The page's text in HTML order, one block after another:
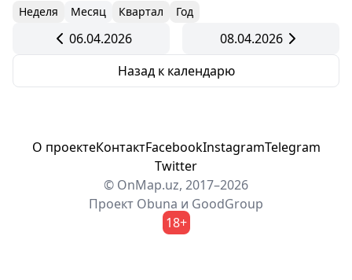
Неделя Месяц Квартал Год
06.04.2026
08.04.2026
Назад к календарю
О проектеКонтактFacebookInstagramTelegram
Twitter
© OnMap.uz, 2017–2026
Проект Obuna и GoodGroup
18+